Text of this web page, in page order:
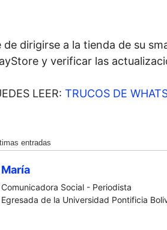
de dirigirse a la tienda de su
y verificar las
LEER: TRUCOS DE
entradas
María
Comunicadora Social - Periodista
Egresada de la Universidad Pontificia